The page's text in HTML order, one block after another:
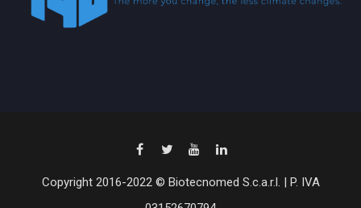
Copyright 2016-2022 © Biotecnomed S.c.a.r.l. | P. IVA